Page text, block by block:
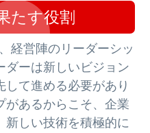
たす役割
経営陣のリーダーシッ
ダーは新しいビジョン
して進める必要があり
があるからこそ、企業
新しい技術を積極的に